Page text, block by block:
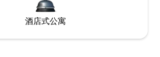
酒店式公寓